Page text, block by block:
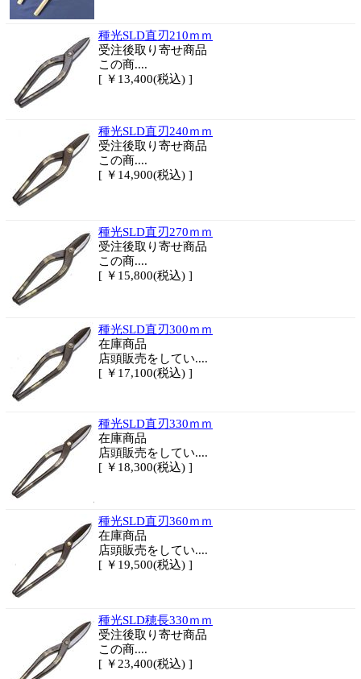
種光SLD直刃210ｍｍ
受注後取り寄せ商品
この商....
[ ￥13,400(税込) ]
種光SLD直刃240ｍｍ
受注後取り寄せ商品
この商....
[ ￥14,900(税込) ]
種光SLD直刃270ｍｍ
受注後取り寄せ商品
この商....
[ ￥15,800(税込) ]
種光SLD直刃300ｍｍ
在庫商品
店頭販売をしてい....
[ ￥17,100(税込) ]
種光SLD直刃330ｍｍ
在庫商品
店頭販売をしてい....
[ ￥18,300(税込) ]
種光SLD直刃360ｍｍ
在庫商品
店頭販売をしてい....
[ ￥19,500(税込) ]
種光SLD穂長330ｍｍ
受注後取り寄せ商品
この商....
[ ￥23,400(税込) ]